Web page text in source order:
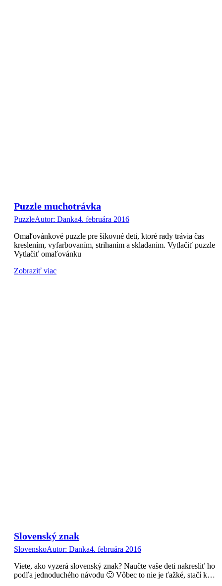
Puzzle muchotrávka
PuzzleAutor: Danka4. februára 2016
Omaľovánkové puzzle pre šikovné deti, ktoré rady trávia čas
kreslením, vyfarbovaním, strihaním a skladaním. Vytlačiť puzzle
Vytlačiť omaľovánku
Zobraziť viac
Slovenský znak
SlovenskoAutor: Danka4. februára 2016
Viete, ako vyzerá slovenský znak? Naučte vaše deti nakresliť ho
podľa jednoduchého návodu 🙂 Vôbec to nie je ťažké, stačí k…